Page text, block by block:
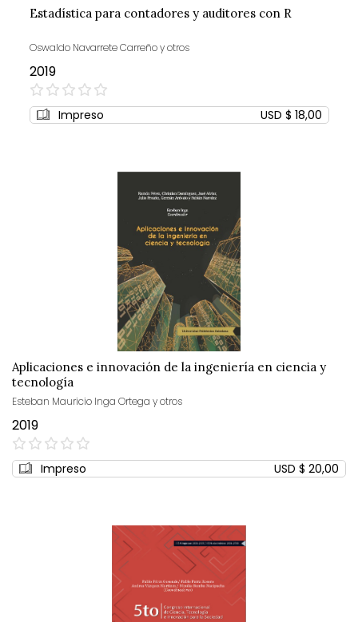
Estadística para contadores y auditores con R
Oswaldo Navarrete Carreño y otros
2019
0%
Impreso USD $ 18,00
Aplicaciones e innovación de la ingeniería en ciencia y
tecnología
Esteban Mauricio Inga Ortega y otros
2019
0%
Impreso USD $ 20,00